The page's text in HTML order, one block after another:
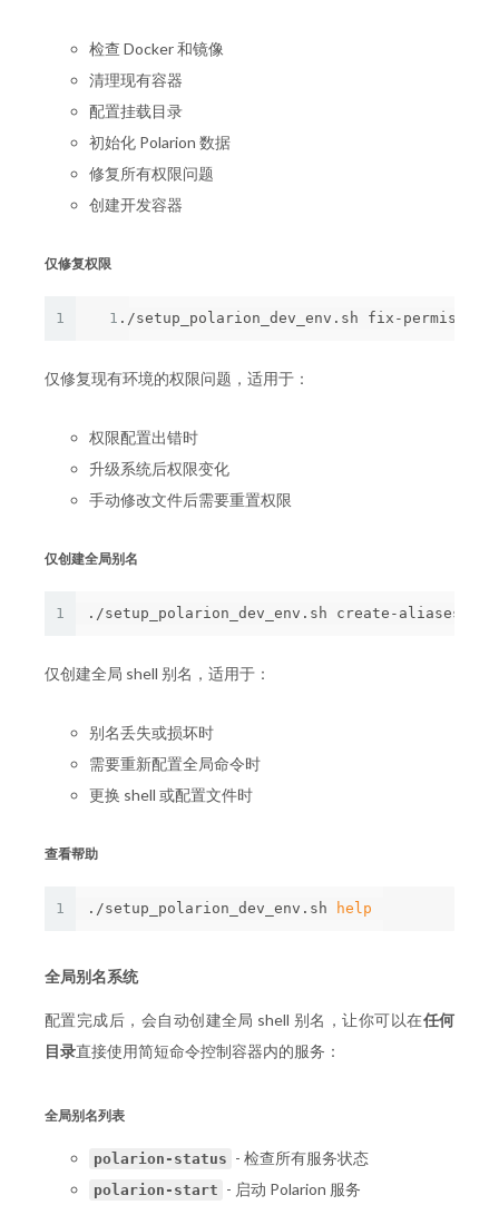
检查 Docker 和镜像
清理现有容器
配置挂载目录
初始化 Polarion 数据
修复所有权限问题
创建开发容器
仅修复权限
1 1
仅修复现有环境的权限问题，适用于：
权限配置出错时
升级系统后权限变化
手动修改文件后需要重置权限
仅创建全局别名
1
仅创建全局 shell 别名，适用于：
别名丢失或损坏时
需要重新配置全局命令时
更换 shell 或配置文件时
查看帮助
1 ./setup_polarion_dev_env.sh help
全局别名系统
配置完成后，会自动创建全局 shell 别名，让你可以在任何
目录直接使用简短命令控制容器内的服务：
全局别名列表
polarion-status - 检查所有服务状态
polarion-start - 启动 Polarion 服务